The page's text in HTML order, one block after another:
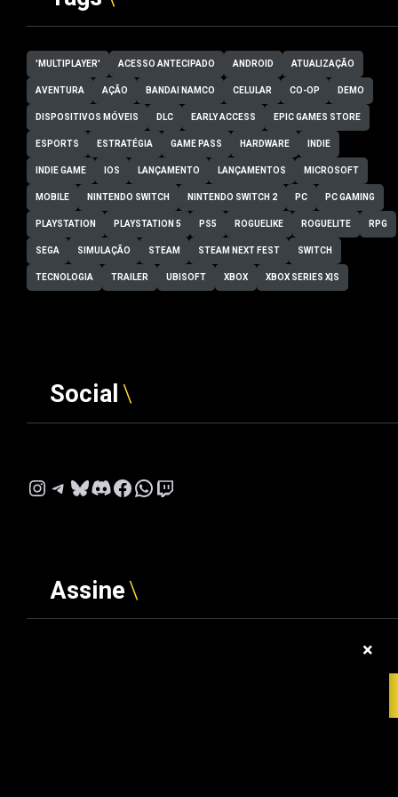
'MULTIPLAYER' ACESSO ANTECIPADO ANDROID ATUALIZAÇÃO
AVENTURA AÇÃO BANDAI NAMCO CELULAR CO-OP DEMO
DISPOSITIVOS MÓVEIS DLC EARLY ACCESS EPIC GAMES STORE
ESPORTS ESTRATÉGIA GAME PASS HARDWARE INDIE
INDIE GAME IOS LANÇAMENTO LANÇAMENTOS MICROSOFT
MOBILE NINTENDO SWITCH NINTENDO SWITCH 2 PC PC GAMING
PLAYSTATION PLAYSTATION 5 PS5 ROGUELIKE ROGUELITE RPG
SEGA SIMULAÇÃO STEAM STEAM NEXT FEST SWITCH
TECNOLOGIA TRAILER UBISOFT XBOX XBOX SERIES X|S
Social
Instagram
Telegram
Bluesky
Discord
Facebook
WhatsApp
Twitch
Assine
×